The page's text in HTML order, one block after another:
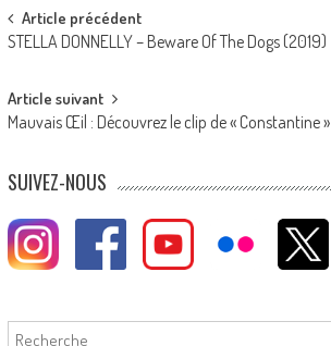
Post
navigation
Article précédent
STELLA DONNELLY – Beware Of The Dogs (2019)
Article suivant
Mauvais Œil : Découvrez le clip de « Constantine »
SUIVEZ-NOUS
Rechercher